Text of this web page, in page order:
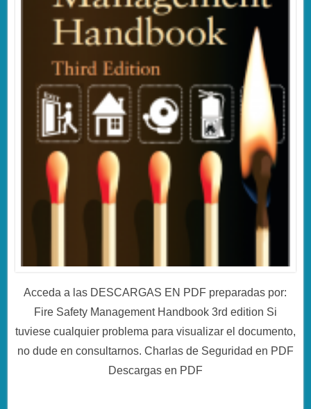
Acceda a las DESCARGAS EN PDF preparadas por:
Fire Safety Management Handbook 3rd edition Si
tuviese cualquier problema para visualizar el documento,
no dude en consultarnos. Charlas de Seguridad en PDF
Descargas en PDF